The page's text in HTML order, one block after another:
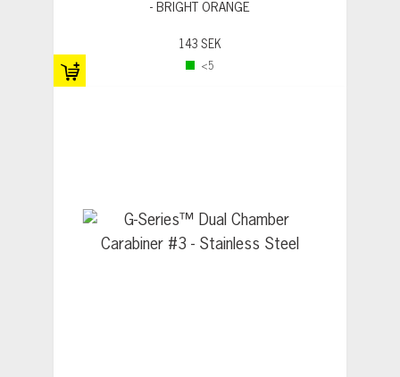
- BRIGHT ORANGE
143 SEK
<5